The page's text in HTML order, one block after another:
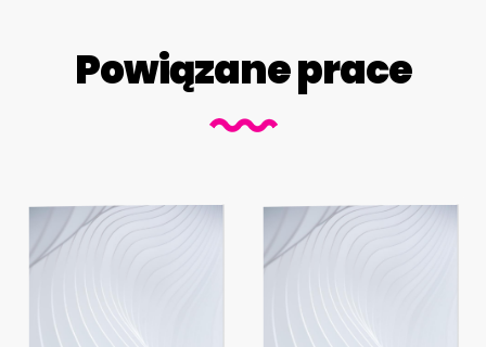
Powiązane prace